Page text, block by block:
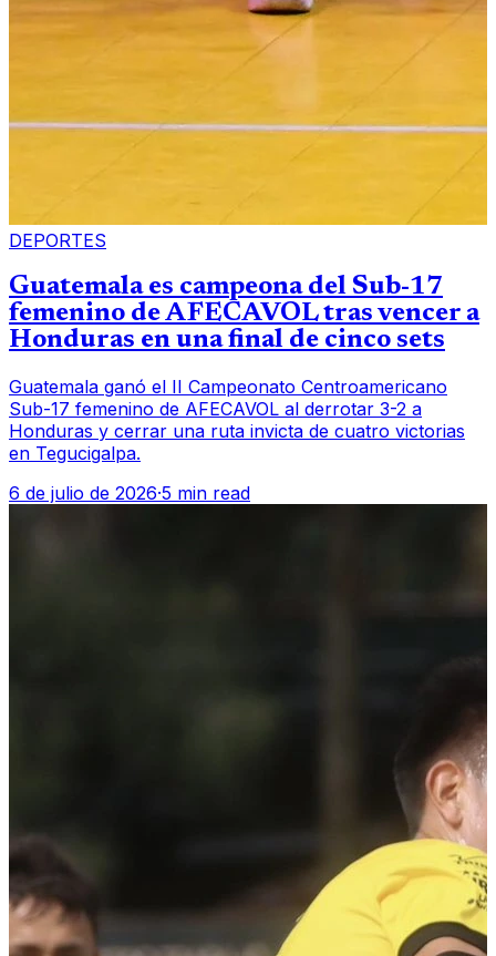
DEPORTES
Guatemala es campeona del Sub-17
femenino de AFECAVOL tras vencer a
Honduras en una final de cinco sets
Guatemala ganó el II Campeonato Centroamericano
Sub-17 femenino de AFECAVOL al derrotar 3-2 a
Honduras y cerrar una ruta invicta de cuatro victorias
en Tegucigalpa.
6 de julio de 2026·5 min read